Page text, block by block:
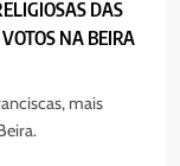
DAS
NA BEIRA
mais